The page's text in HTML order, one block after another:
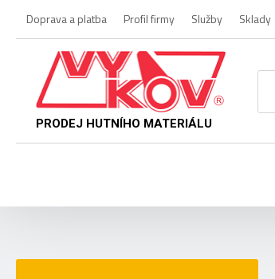
Doprava a platba Profil firmy Služby Sklady
PRODEJ HUTNÍHO MATERIÁLU